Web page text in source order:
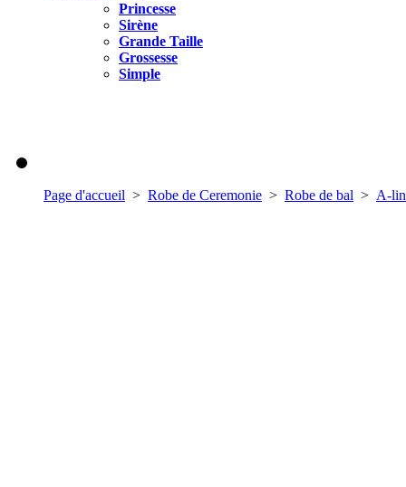
Princesse
Sirène
Grande Taille
Grossesse
Simple
Page d'accueil > Robe de Ceremonie > Robe de bal > A-